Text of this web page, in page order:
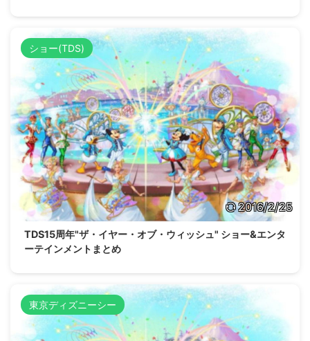
ショー(TDS)
2016/2/25
TDS15周年"ザ・イヤー・オブ・ウィッシュ" ショー&エンタ
ーテインメントまとめ
東京ディズニーシー